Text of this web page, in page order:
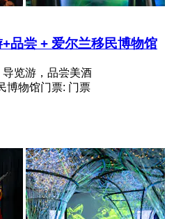
品尝 + 爱尔兰移民博物馆
览游，品尝美酒
博物馆门票: 门票